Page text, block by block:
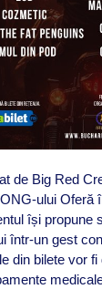
de Big Red
ului Oferă
își propune
într-un gest
din bilete vor